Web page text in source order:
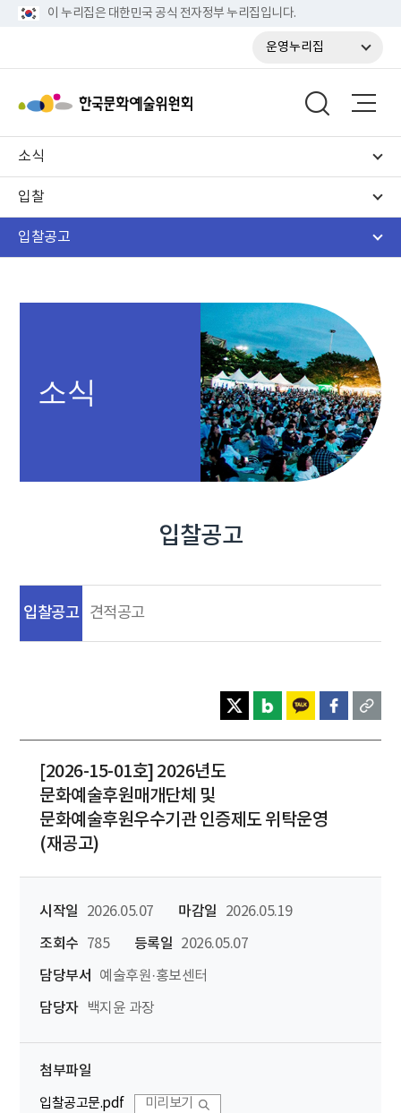
이 누리집은 대한민국 공식 전자정부 누리집입니다.
운영누리집
소식
입찰
입찰공고
소식
입찰공고
입찰공고 견적공고
[2026-15-01호] 2026년도
문화예술후원매개단체 및
문화예술후원우수기관 인증제도 위탁운영
(재공고)
시작일 2026.05.07 마감일
2026.05.19
조회수
785 등록일
2026.05.07
담당부서
예술후원·홍보센터
담당자 백지윤 과장
첨부파일
입찰공고문.pdf 미리보기